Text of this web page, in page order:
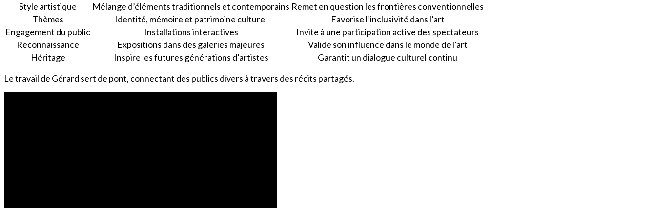
Style artistique
Mélange d’éléments traditionnels et contemporains Remet en question les frontières conventionnelles
Thèmes
Identité, mémoire et patrimoine culturel
Favorise l’inclusivité dans l’art
Engagement du public
Installations interactives
Invite à une participation active des spectateurs
Reconnaissance
Expositions dans des galeries majeures
Valide son influence dans le monde de l’art
Héritage
Inspire les futures générations d’artistes
Garantit un dialogue culturel continu
Le travail de Gérard sert de pont, connectant des publics divers à travers des récits partagés.